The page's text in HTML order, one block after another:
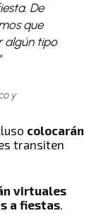
De
que
algún tipo
y
colocarán
transiten
virtuales
a fiestas.